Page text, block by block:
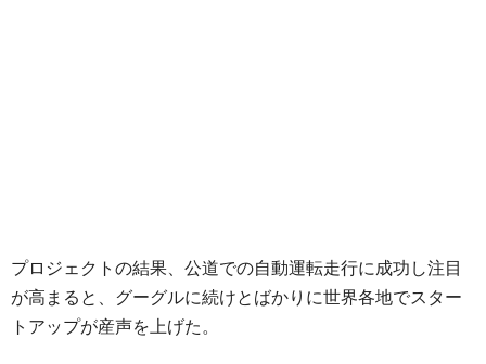
プロジェクトの結果、公道での自動運転走行に成功し注目
が高まると、グーグルに続けとばかりに世界各地でスター
トアップが産声を上げた。